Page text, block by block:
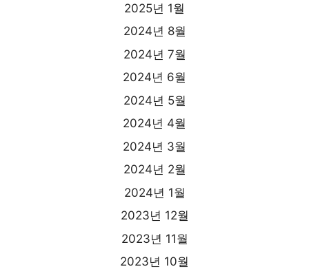
2025년 1월
2024년 8월
2024년 7월
2024년 6월
2024년 5월
2024년 4월
2024년 3월
2024년 2월
2024년 1월
2023년 12월
2023년 11월
2023년 10월